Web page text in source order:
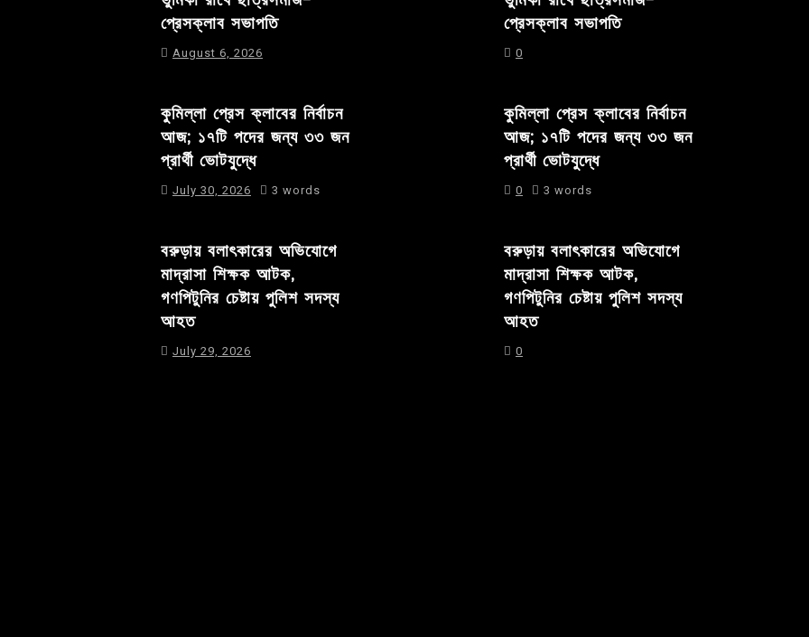
প্রেসক্লাব সভাপতি
August 6, 2026
কুমিল্লা প্রেস ক্লাবের নির্বাচন
আজ; ১৭টি পদের জন্য ৩৩ জন
প্রার্থী ভোটযুদ্ধে
July 30, 2026 3 words
বরুড়ায় বলাৎকারের অভিযোগে
মাদ্রাসা শিক্ষক আটক,
গণপিটুনির চেষ্টায় পুলিশ সদস্য
আহত
July 29, 2026
প্রেসক্লাব সভাপতি
0
কুমিল্লা প্রেস ক্লাবের নির্বাচন
আজ; ১৭টি পদের জন্য ৩৩ জন
প্রার্থী ভোটযুদ্ধে
0 3 words
বরুড়ায় বলাৎকারের অভিযোগে
মাদ্রাসা শিক্ষক আটক,
গণপিটুনির চেষ্টায় পুলিশ সদস্য
আহত
0